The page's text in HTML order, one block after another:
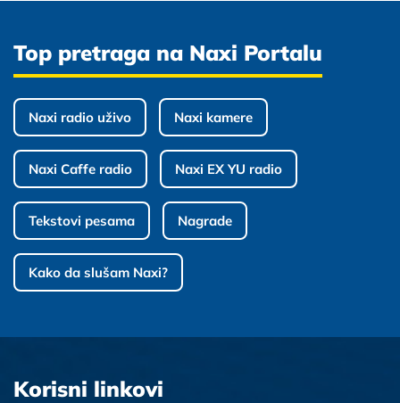
Top pretraga na Naxi Portalu
Naxi radio uživo Naxi kamere
Naxi Caffe radio Naxi EX YU radio
Tekstovi pesama Nagrade
Kako da slušam Naxi?
Korisni linkovi